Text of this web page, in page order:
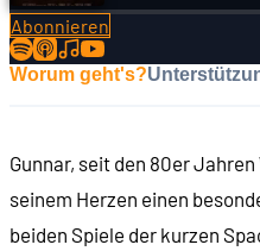
Abonnieren
Worum geht's?
Gunnar, seit den 80er
seinem Herzen einen
beiden Spiele der kurzen